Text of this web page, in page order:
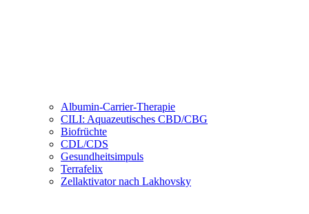
Albumin-Carrier-Therapie
CILI: Aquazeutisches CBD/CBG
Biofrüchte
CDL/CDS
Gesundheitsimpuls
Terrafelix
Zellaktivator nach Lakhovsky